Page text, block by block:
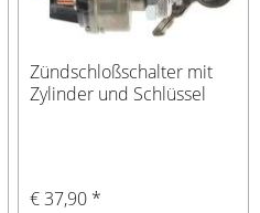
Zündschloßschalter mit
Zylinder und Schlüssel
€ 37,90 *